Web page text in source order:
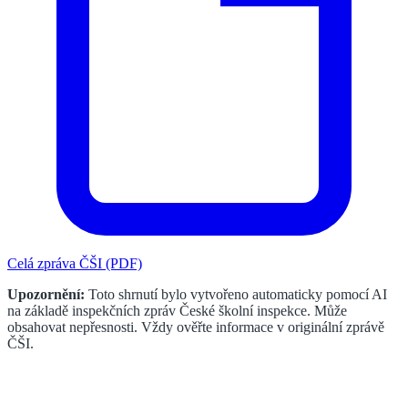
Celá zpráva ČŠI (PDF)
Upozornění: Toto shrnutí bylo vytvořeno automaticky pomocí AI
na základě inspekčních zpráv České školní inspekce. Může
obsahovat nepřesnosti. Vždy ověřte informace v originální zprávě
ČŠI.